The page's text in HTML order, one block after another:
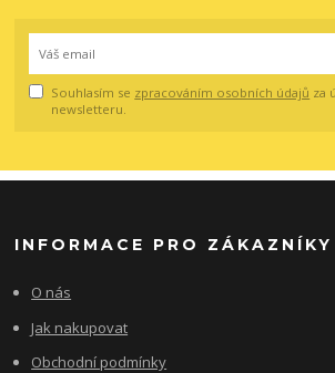
Souhlasím se zpracováním osobních údajů za
newsletteru.
INFORMACE PRO ZÁKAZNÍKY
O nás
Jak nakupovat
Obchodní podmínky